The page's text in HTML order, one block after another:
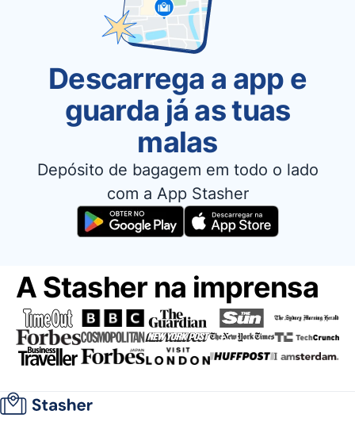
Descarrega a app e
guarda já as tuas
malas
Depósito de bagagem em todo o lado
com a App Stasher
A Stasher na imprensa